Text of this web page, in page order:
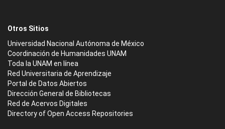
Otros Sitios
Universidad Nacional Autónoma de México
Coordinación de Humanidades UNAM
Toda la UNAM en línea
Red Universitaria de Aprendizaje
Portal de Datos Abiertos
Dirección General de Bibliotecas
Red de Acervos Digitales
Directory of Open Access Repositories